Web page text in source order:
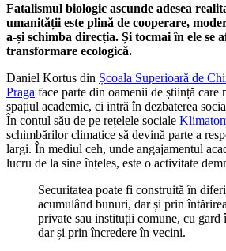
Fatalismul biologic ascunde adesea
umanității este plină de cooperare,
a-și schimba direcția. Și tocmai în ele se
transformare ecologică.
Daniel Kortus din Școala Superioară de
Praga face parte din oamenii de știință care
spațiul academic, ci intră în dezbaterea
În contul său de pe rețelele sociale
schimbărilor climatice să devină parte a
largi. În mediul ceh, unde angajamentul
lucru de la sine înțeles, este o activitate
Securitatea poate fi construită în
acumulând bunuri, dar și prin
private sau instituții comune, cu gard
dar și prin încredere în vecini.